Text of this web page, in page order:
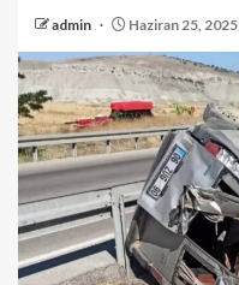
admin Haziran 25, 2025